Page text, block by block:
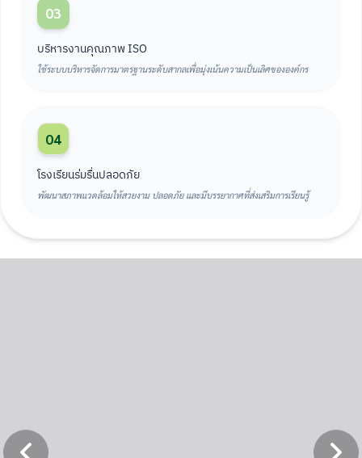
03
บริหารงานคุณภาพ ISO
ใช้ระบบบริหารจัดการมาตรฐานระดับสากลเพื่อมุ่งเน้นความเป็นเลิศขององค์กร
04
โรงเรียนร่มรื่นปลอดภัย
พัฒนาสภาพแวดล้อมให้สวยงาม ปลอดภัย และมีบรรยากาศที่ส่งเสริมการเรียนรู้